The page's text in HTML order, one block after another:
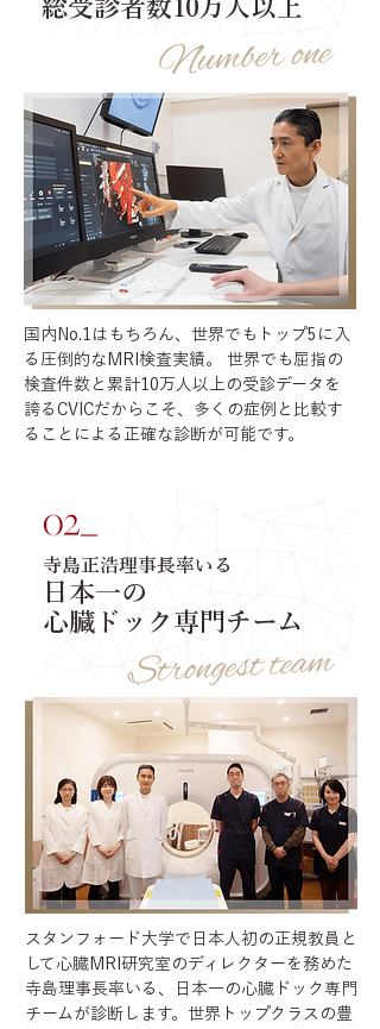
総受診者数10万人以上
国内No.1はもちろん、世界でもトップ5に入
る圧倒的なMRI検査実績。 世界でも屈指の
検査件数と累計10万人以上の受診データを
誇るCVICだからこそ、多くの症例と比較す
ることによる正確な診断が可能です。
寺島正浩理事長率いる
日本一の
心臓ドック専門チーム
スタンフォード大学で日本人初の正規教員と
して心臓MRI研究室のディレクターを務めた
寺島理事長率いる、日本一の心臓ドック専門
チームが診断します。世界トップクラスの豊